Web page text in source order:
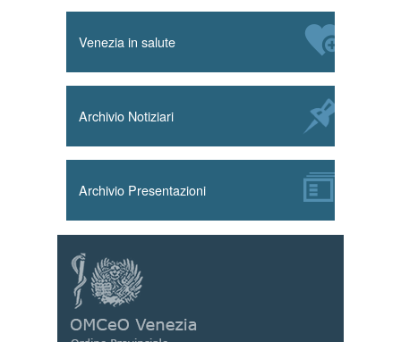
Venezia in salute
Archivio Notiziari
Archivio Presentazioni